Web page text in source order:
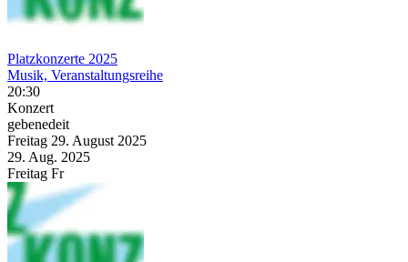
Platzkonzerte 2025
Musik, Veranstaltungsreihe
20:30
Konzert
gebenedeit
Freitag 29. August 2025
29. Aug. 2025
Freitag Fr